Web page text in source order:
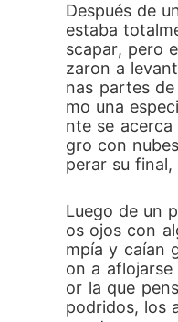
Después de
estaba
scapar, pero
zaron a
nas partes
mo una
nte se
gro con
perar su
Luego de un
os ojos con
mpía y caían
on a
or la que
podridos, los